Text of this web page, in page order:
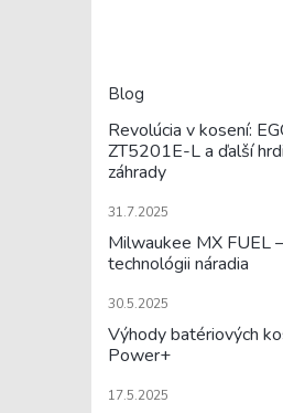
Blog
Revolúcia v kosení:
ZT5201E-L a ďalší
záhrady
31.7.2025
Milwaukee MX FUEL
technológii náradia
30.5.2025
Výhody batériových
Power+
17.5.2025